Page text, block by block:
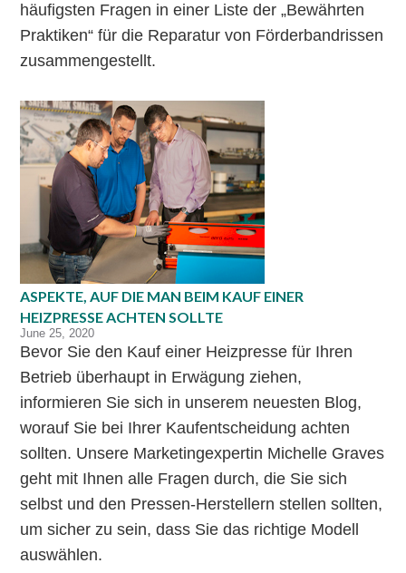
häufigsten Fragen in einer Liste der „Bewährten
Praktiken“ für die Reparatur von Förderbandrissen
zusammengestellt.
ASPEKTE, AUF DIE MAN BEIM KAUF EINER
HEIZPRESSE ACHTEN SOLLTE
June 25, 2020
Bevor Sie den Kauf einer Heizpresse für Ihren
Betrieb überhaupt in Erwägung ziehen,
informieren Sie sich in unserem neuesten Blog,
worauf Sie bei Ihrer Kaufentscheidung achten
sollten. Unsere Marketingexpertin Michelle Graves
geht mit Ihnen alle Fragen durch, die Sie sich
selbst und den Pressen-Herstellern stellen sollten,
um sicher zu sein, dass Sie das richtige Modell
auswählen.